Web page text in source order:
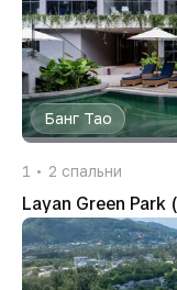
Банг Тао
1 2 спальни
Layan Green Park